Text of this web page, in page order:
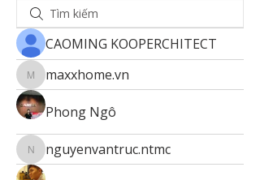
CAOMING KOOPERCHITECT
maxxhome.vn
maxxhome.vn
Phong Ngô
nguyenvantruc.ntmc
nguyenvantruc.ntmc